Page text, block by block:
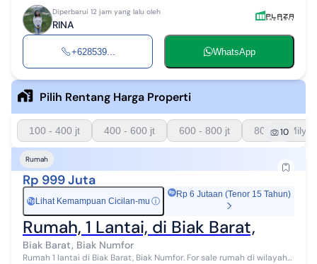
Diperbarui 12 jam yang lalu oleh
RINA
+628539... WhatsApp
Pilih Rentang Harga Properti
100 - 400 jt 400 - 600 jt 600 - 800 jt 800 - 1 Milyar
10
Rumah
Rp 999 Juta
Rp Lihat Kemampuan Cicilan-mu ⓘ
Rp 6 Jutaan (Tenor 15 Tahun)
Rumah, 1 Lantai, di Biak Barat,
Biak Barat, Biak Numfor
Rumah 1 lantai di Biak Barat, Biak Numfor. For sale rumah di wilayah